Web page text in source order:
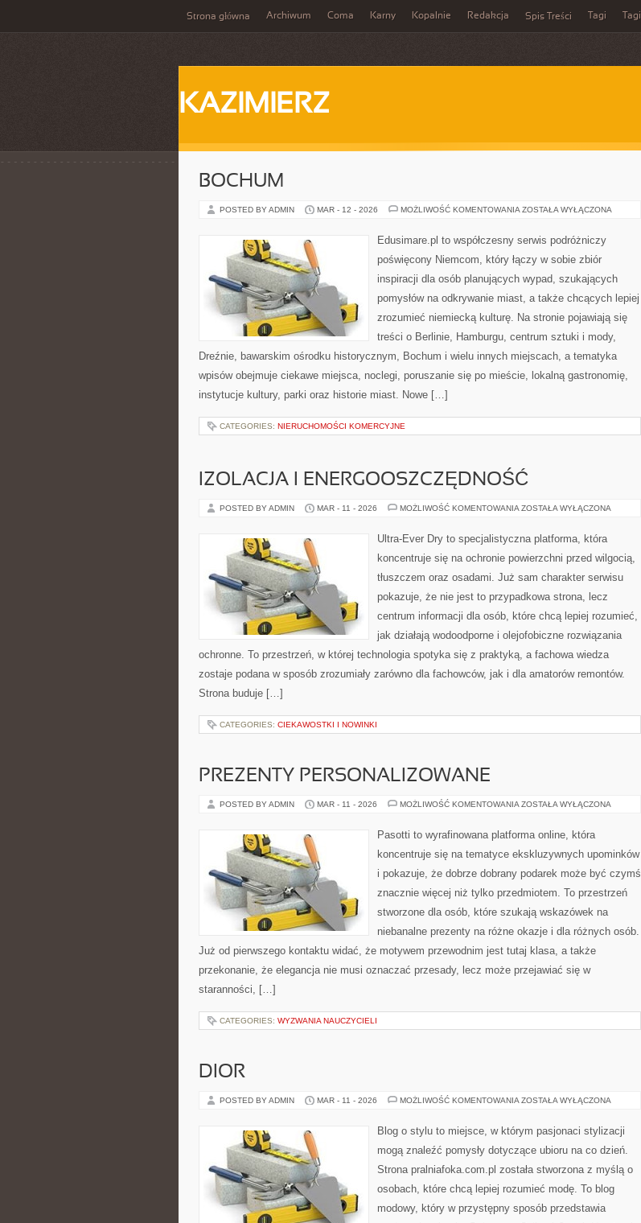
Strona główna Archiwum Coma Karny Kopalnie Redakcja Spis Treści Tagi Tagi
KAZIMIERZ
BOCHUM
POSTED BY ADMIN MAR - 12 - 2026 MOŻLIWOŚĆ KOMENTOWANIA BOCHUM
ZOSTAŁA WYŁĄCZONA
Edusimare.pl to współczesny serwis podróżniczy
poświęcony Niemcom, który łączy w sobie zbiór
inspiracji dla osób planujących wypad, szukających
pomysłów na odkrywanie miast, a także chcących lepiej
zrozumieć niemiecką kulturę. Na stronie pojawiają się
treści o Berlinie, Hamburgu, centrum sztuki i mody,
Dreźnie, bawarskim ośrodku historycznym, Bochum i wielu innych miejscach, a tematyka
wpisów obejmuje ciekawe miejsca, noclegi, poruszanie się po mieście, lokalną gastronomię,
instytucje kultury, parki oraz historie miast. Nowe […]
CATEGORIES: NIERUCHOMOŚCI KOMERCYJNE
IZOLACJA I ENERGOOSZCZĘDNOŚĆ
POSTED BY ADMIN MAR - 11 - 2026 MOŻLIWOŚĆ KOMENTOWANIA IZOLACJA
ZOSTAŁA WYŁĄCZONA
Ultra-Ever Dry to specjalistyczna platforma, która
koncentruje się na ochronie powierzchni przed wilgocią,
tłuszczem oraz osadami. Już sam charakter serwisu
pokazuje, że nie jest to przypadkowa strona, lecz
centrum informacji dla osób, które chcą lepiej rozumieć,
jak działają wodoodporne i olejofobiczne rozwiązania
ochronne. To przestrzeń, w której technologia spotyka się z praktyką, a fachowa wiedza
zostaje podana w sposób zrozumiały zarówno dla fachowców, jak i dla amatorów remontów.
Strona buduje […]
CATEGORIES: CIEKAWOSTKI I NOWINKI
PREZENTY PERSONALIZOWANE
POSTED BY ADMIN MAR - 11 - 2026 MOŻLIWOŚĆ KOMENTOWANIA PREZENTY
ZOSTAŁA WYŁĄCZONA
Pasotti to wyrafinowana platforma online, która
koncentruje się na tematyce ekskluzywnych upominków
i pokazuje, że dobrze dobrany podarek może być czymś
znacznie więcej niż tylko przedmiotem. To przestrzeń
stworzone dla osób, które szukają wskazówek na
niebanalne prezenty na różne okazje i dla różnych osób.
Już od pierwszego kontaktu widać, że motywem przewodnim jest tutaj klasa, a także
przekonanie, że elegancja nie musi oznaczać przesady, lecz może przejawiać się w
staranności, […]
CATEGORIES: WYZWANIA NAUCZYCIELI
DIOR
POSTED BY ADMIN MAR - 11 - 2026 MOŻLIWOŚĆ KOMENTOWANIA DIOR
ZOSTAŁA WYŁĄCZONA
Blog o stylu to miejsce, w którym pasjonaci stylizacji
mogą znaleźć pomysły dotyczące ubioru na co dzień.
Strona pralniafoka.com.pl została stworzona z myślą o
osobach, które chcą lepiej rozumieć modę. To blog
modowy, który w przystępny sposób przedstawia